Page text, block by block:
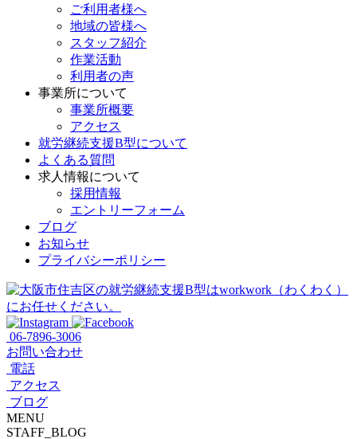
ご利用者様へ
地域の皆様へ
スタッフ紹介
作業活動
利用者の声
事業所について
事業所概要
アクセス
就労継続支援B型について
よくある質問
求人情報について
採用情報
エントリーフォーム
ブログ
お知らせ
プライバシーポリシー
06-7896-3006
お問い合わせ
電話
アクセス
ブログ
MENU
STAFF_BLOG